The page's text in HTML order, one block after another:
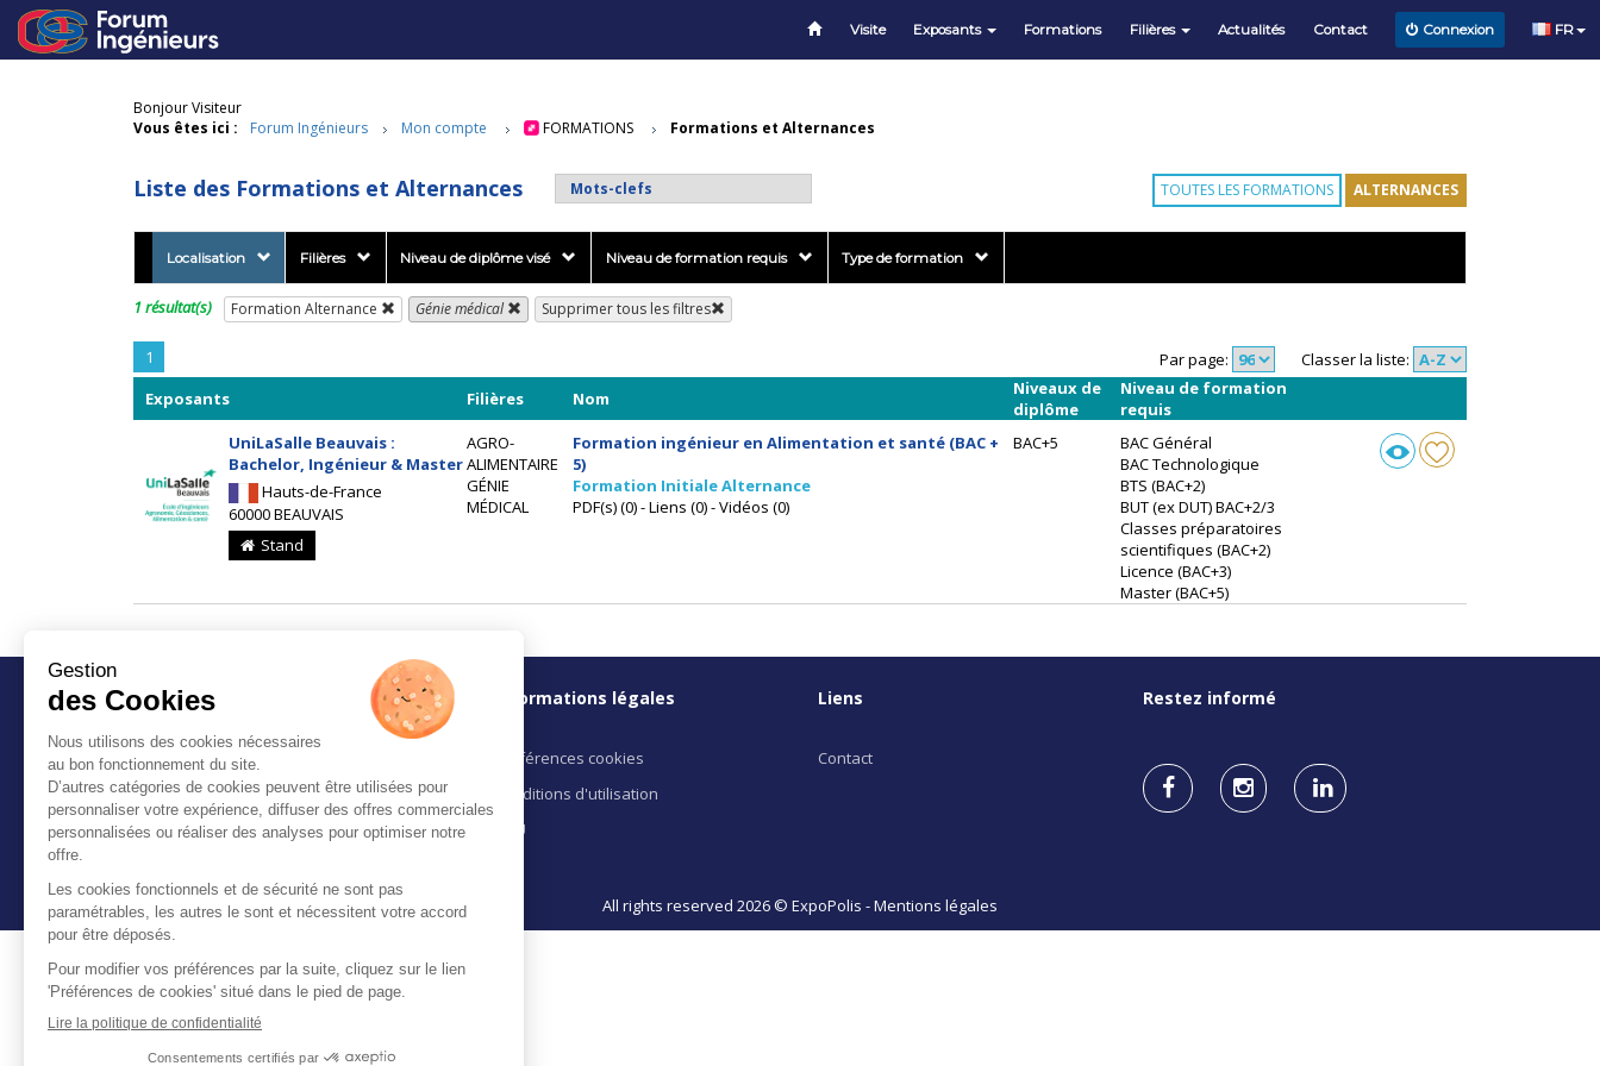
Visite Exposants Formations Filières Actualités Contact Connexion FR
Bonjour Visiteur
Vous êtes ici :
Forum Ingénieurs Mon compte FORMATIONS Formations et Alternances
Liste des Formations et Alternances TOUTES LES FORMATIONS ALTERNANCES
Localisation Filières Niveau de diplôme visé Niveau de formation requis Type de formation
1 résultat(s) Formation Alternance Génie médical Supprimer tous les filtres
1 Par page:
Classer la liste:
Exposants
Filières Nom
Niveaux de
diplôme
Niveau de formation
requis
UniLaSalle Beauvais :
Bachelor, Ingénieur & Master
Hauts-de-France
60000 BEAUVAIS
Stand
AGRO-
ALIMENTAIRE
GÉNIE
MÉDICAL
Formation ingénieur en Alimentation et santé (BAC +
5)
Formation Initiale Alternance
PDF(s) (0) - Liens (0) - Vidéos (0)
BAC+5
BAC Général
BAC Technologique
BTS (BAC+2)
BUT (ex DUT) BAC+2/3
Classes préparatoires
scientifiques (BAC+2)
Licence (BAC+3)
Master (BAC+5)
Organisé par Orientation-Emploi
Digimedia Studio SAS
291 rue Albert Caquot
Batiment Nova 2
Informations légales
Préférences cookies
Conditions d'utilisation
CGU
Liens
Contact
Restez informé
All rights reserved 2026 © ExpoPolis -Mentions légales